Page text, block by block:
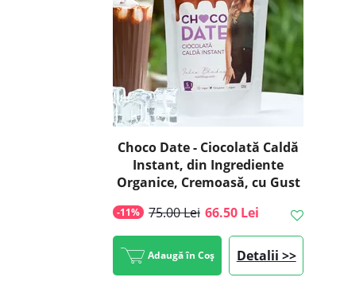
Choco Date - Ciocolată Caldă
Instant, din Ingrediente
Organice, Cremoasă, cu Gust
| Golden Flavours
-11% 75.00 Lei 66.50 Lei
Adaugă în Coș Detalii >>